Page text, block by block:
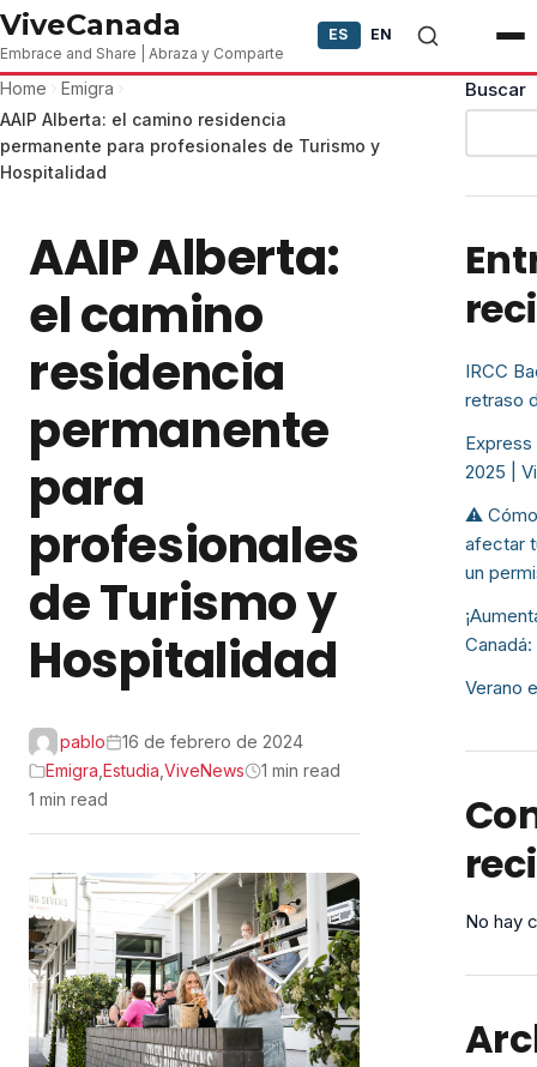
Skip to content
ViveCanada
Embrace and Share | Abraza y Comparte
ES EN
Home
Emigra
AAIP Alberta: el camino residencia
permanente para profesionales de Turismo y
Hospitalidad
AAIP Alberta:
el camino
residencia
permanente
para
profesionales
de Turismo y
Hospitalidad
pablo
16 de febrero de 2024
Emigra Estudia ViveNews
1 min read
1 min read
Buscar
IRCC
retraso
2025 |
⚠️
afectar
un
Verano
No hay